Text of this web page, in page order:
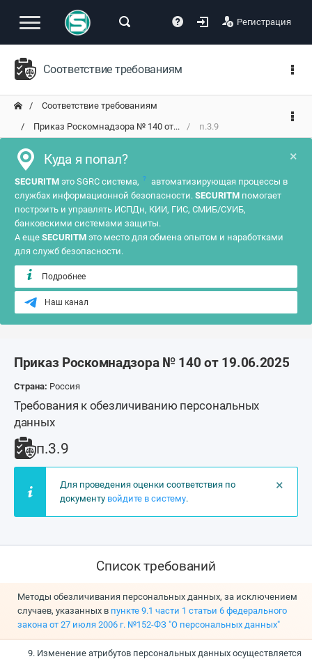
Регистрация
Соответствие требованиям
Соответствие требованиям
Приказ Роскомнадзора № 140 от...
п.3.9
×
Куда я попал?
SECURITM это SGRC система, ?
автоматизирующая процессы в
службах информационной безопасности. SECURITM помогает
построить и управлять ИСПДн, КИИ, ГИС, СМИБ/СУИБ,
банковскими системами защиты.
А еще SECURITM это место для обмена опытом и наработками
для служб безопасности.
Подробнее
Наш канал
Приказ Роскомнадзора № 140 от 19.06.2025
Страна: Россия
Требования к обезличиванию персональных
данных
п.3.9
×
Для проведения оценки соответствия по
документу войдите в систему.
Список требований
Методы обезличивания персональных данных, за исключением
случаев, указанных в пункте 9.1 части 1 статьи 6 федерального
закона от 27 июля 2006 г. №152-ФЗ "О персональных данных"
9. Изменение атрибутов персональных данных осуществляется